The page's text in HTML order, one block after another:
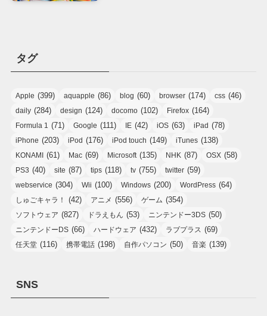
タグ
Apple (399) aquapple (86) blog (60) browser (174) css (46)
daily (284) design (124) docomo (102) Firefox (164)
Formula 1 (71) Google (111) IE (42) iOS (63) iPad (78)
iPhone (203) iPod (176) iPod touch (149) iTunes (138)
KONAMI (61) Mac (69) Microsoft (135) NHK (87) OSX (58)
PS3 (40) site (87) tips (118) tv (755) twitter (59)
webservice (304) Wii (100) Windows (200) WordPress (64)
しゅごキャラ！ (42) アニメ (556) ゲーム (354)
ソフトウェア (827) ドラえもん (53) ニンテンドー3DS (50)
ニンテンドーDS (66) ハードウェア (432) ラブプラス (69)
任天堂 (116) 携帯電話 (198) 自作パソコン (50) 音楽 (139)
SNS